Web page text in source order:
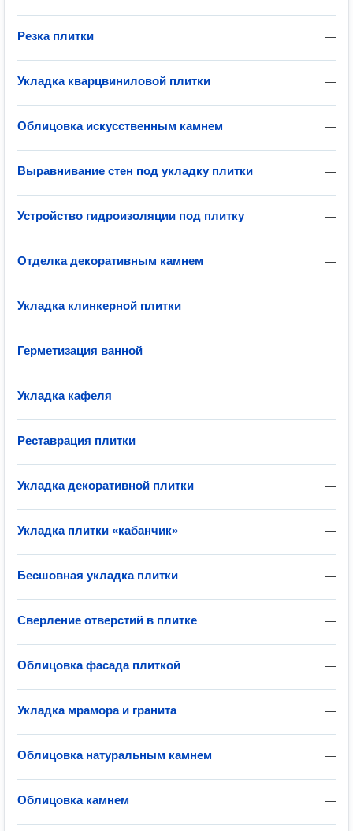
—
Резка плитки
—
Укладка кварцвиниловой плитки
—
Облицовка искусственным камнем
—
Выравнивание стен под укладку плитки
—
Устройство гидроизоляции под плитку
—
Отделка декоративным камнем
—
Укладка клинкерной плитки
—
Герметизация ванной
—
Укладка кафеля
—
Реставрация плитки
—
Укладка декоративной плитки
—
Укладка плитки «кабанчик»
—
Бесшовная укладка плитки
—
Сверление отверстий в плитке
—
Облицовка фасада плиткой
—
Укладка мрамора и гранита
—
Облицовка натуральным камнем
—
Облицовка камнем